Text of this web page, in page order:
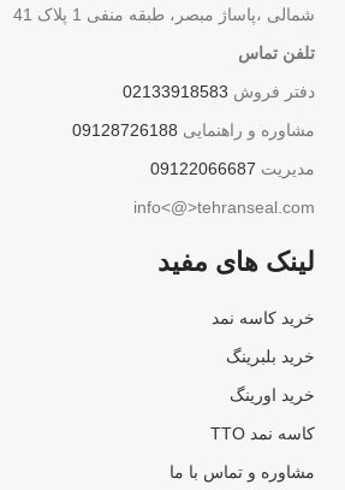
شمالی ،پاساژ مبصر، طبقه منفی 1 پلاک 41
تلفن تماس
دفتر فروش 02133918583
مشاوره و راهنمایی 09128726188
مدیریت 09122066687
info<@>tehranseal.com
لینک های مفید
خرید کاسه نمد
خرید بلبرینگ
خرید اورینگ
کاسه نمد TTO
مشاوره و تماس با ما